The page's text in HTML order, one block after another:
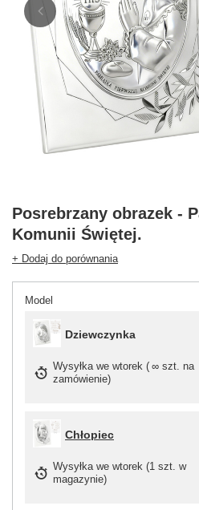
Posrebrzany obrazek -
Komunii Świętej.
+ Dodaj do porównania
Model
Chłopiec
Wysyłka we wtorek (1 szt. w
magazynie)
Dziewczynka
Wysyłka we wtorek ( ∞ szt. na
zamówienie)